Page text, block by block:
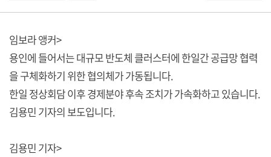
임보라 앵커>
용인에 들어서는 대규모 반도체 클러스터에 한일간 공급망 협력
을 구체화하기 위한 협의체가 가동됩니다.
한일 정상회담 이후 경제분야 후속 조치가 가속화하고 있습니다.
김용민 기자의 보도입니다.
김용민 기자>